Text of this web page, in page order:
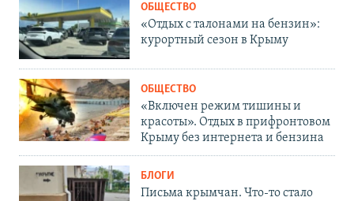
ОБЩЕСТВО
«Отдых с талонами на бензин»:
курортный сезон в Крыму
ОБЩЕСТВО
«Включен режим тишины и
красоты». Отдых в прифронтовом
Крыму без интернета и бензина
БЛОГИ
Письма крымчан. Что-то стало